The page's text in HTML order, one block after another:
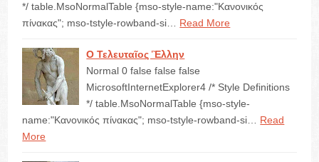
*/ table.MsoNormalTable {mso-style-name:"Κανονικός
πίνακας"; mso-tstyle-rowband-si…
Read More
Ο Τελευταῖος Ἓλλην
Normal 0 false false false
MicrosoftInternetExplorer4 /* Style Definitions
*/ table.MsoNormalTable {mso-style-
name:"Κανονικός πίνακας"; mso-tstyle-rowband-si…
Read
More